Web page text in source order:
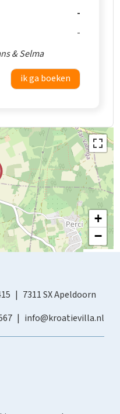
& Selma
ik ga boeken
+
−
7311 SX Apeldoorn
info@kroatievilla.nl